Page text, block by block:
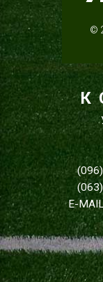
©
E-